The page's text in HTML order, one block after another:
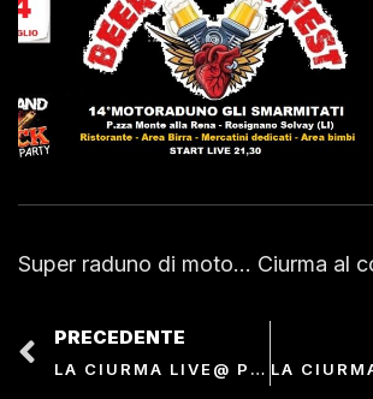
Super raduno di moto… Ciurma al
PRECEDENTE
LA CIURMA LIVE@ PORTA DE FABBRI